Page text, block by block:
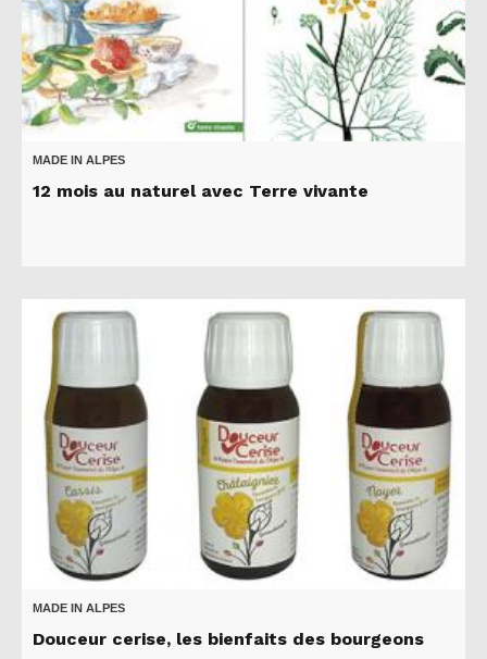
MADE IN ALPES
12 mois au naturel avec Terre vivante
MADE IN ALPES
Douceur cerise, les bienfaits des bourgeons